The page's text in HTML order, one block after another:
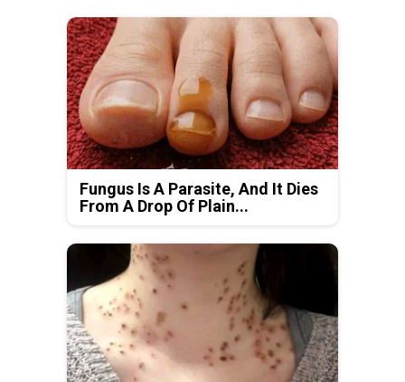
Fungus Is A Parasite, And It Dies
From A Drop Of Plain...